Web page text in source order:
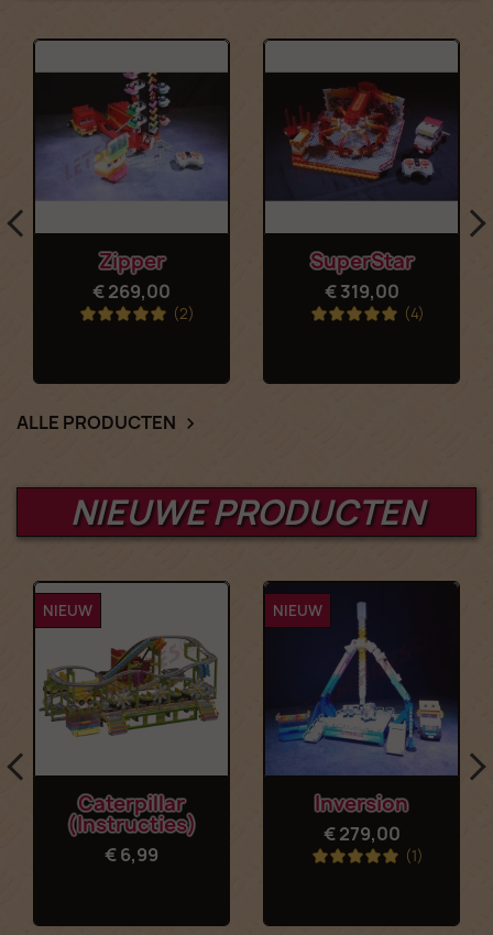
Zipper
€ 269,00
(2)
SuperStar
€ 319,00
(4)
ALLE PRODUCTEN 
NIEUWE PRODUCTEN
Caterpillar
(Instructies)
€ 6,99
NIEUW
Inversion
€ 279,00
(1)
NIEUW